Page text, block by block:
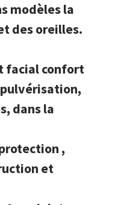
modèles la
des oreilles.
facial confort
dans la
,
et